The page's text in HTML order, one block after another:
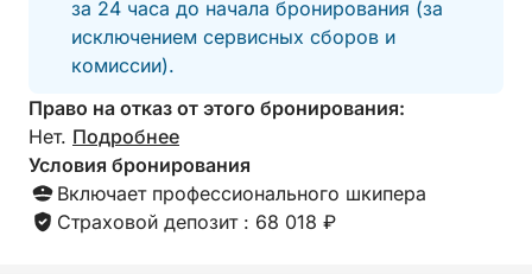
за 24 часа до начала бронирования (за
исключением сервисных сборов и
комиссии).
Право на отказ от этого бронирования:
Нет. Подробнее
Условия бронирования
Включает профессионального шкипера
Страховой депозит : 68 018 ₽